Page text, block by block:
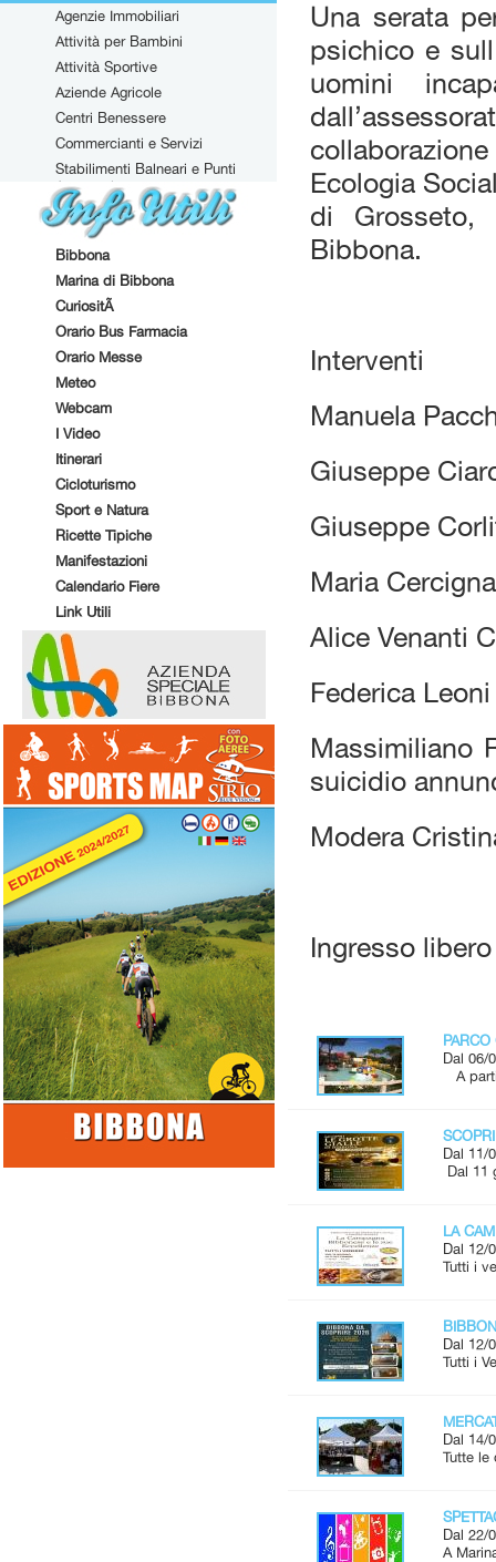
Agenzie Immobiliari
Attività per Bambini
Attività Sportive
Aziende Agricole
Centri Benessere
Commercianti e Servizi
Stabilimenti Balneari e Punti
Attrezzati
Bibbona
Marina di Bibbona
CuriositÃ
Orario Bus Farmacia
Orario Messe
Meteo
Webcam
I Video
Itinerari
Cicloturismo
Sport e Natura
Ricette Tipiche
Manifestazioni
Calendario Fiere
Link Utili
Una serata
psichico e
uomini
Ecologia
di Grosseto,
Bibbona.
Interventi
Manuela
Giuseppe
Giuseppe
Maria
Alice Venanti
Federica
Massimiliano
suicidio
Modera
Ingresso libero
Dal 06/
A
Dal 11/
Dal 11
LA
Dal 12/
Tutti i
Dal 12/
Tutti i
Dal 14/
Tutte le
Dal 22/
A